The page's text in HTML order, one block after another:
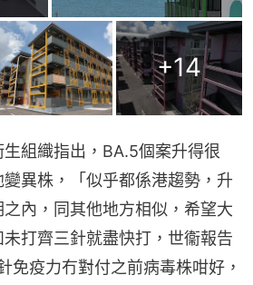
+14
組織指出，BA.5個案升得很
異株，「似乎都係港趨勢，升
內，同其他地方相似，希望大
打齊三針就盡快打，世衞報告
免疫力冇對付之前病毒株咁好，